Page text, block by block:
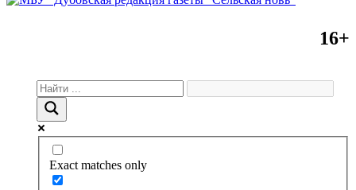
16+
Exact matches only